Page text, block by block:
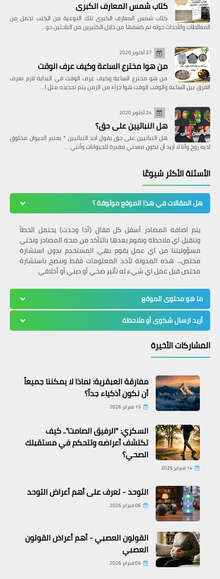
معلومات تاريخية
الأكوان المتوازية والعوالم المتعددة
حقيقة أم مجرد نظرية
معلومات حول الأنترنت
الابتزاز الالكتروني
معلومات أسلامية
حقائق مذهلة عن الصيام
كتاب شمس المعارف الكبرى
كتاب شمس المعارف الكبرى تلك النوعية من الكتب تحمل من
المغالطات والأحداث حوله تم كشفها من خلال الكثيرين من الباحثين حو…
27 أكتوبر 2020
من هوا مخترع الساعة وكيف عرف الوقت
من هو مخترع الساعة وكيف عرف الوقت في البداية لازم نعرف
الفرق بين الساعة والوقت الوقت هوا جزاء من الزمن يتم تحديده مثل ا…
24 أكتوبر 2020
هل النباتيين على حق؟
هل النباتيين على حق يقول احد النباتيين * يعتبر الحيوان مخلوق
لديه روح وأنا لا اريد أن تكون معدتي مقبرة للحيوانات وأنني …
الأسئلة الأكثر شيوعًا
هل المقالات في هذا الموقع موثوقة ؟
يتم اضافة المصادر أسفل كل مقال {أذا وجدت} يحتمل الخطأ
ونتقبل اي ملاحظة ونقوم بعدها بالتأكد من صحة المصادر ونخلي
مسؤوليتنا من اي عمل يقوم بهي المستخدم بدون استشارة
مختص... هذه المدونة لأخذ المعلومات فقط وننصح باستشارة
مختص قبل عمل اي شيء له تأثير صحي أو ديني أو أخلاقي
ما هو محتوى الموقع
أريد ارسال شكوى أو ملاحظة
المشاركات الأخيرة
مفارقة العبقرية: لماذا لا يمكننا جميعاً
أن نكون أذكياء جداً؟
15 فبراير 2026
السكري: "الرفيق الصامت".. كيف
تكتشف أعراضه وتتحكم في مستقبلك
الصحي؟
14 فبراير 2026
التوحد - تعرف على أهم أعراض التوحد
06 فبراير 2026
القولون العصبي - أهم أعراض القولون
العصبي
06 فبراير 2026